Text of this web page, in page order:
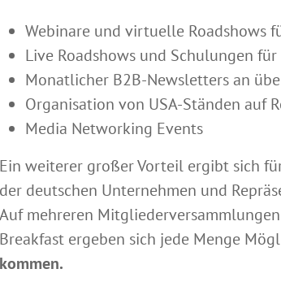
Webinare und virtuelle Roadshows
Live Roadshows und Schulungen
Monatlicher B2B-Newsletters an
Organisation von USA-Ständen auf
Media Networking Events
Ein weiterer großer Vorteil ergibt sich
der deutschen Unternehmen und
Auf mehreren
Breakfast ergeben sich jede Menge
kommen.